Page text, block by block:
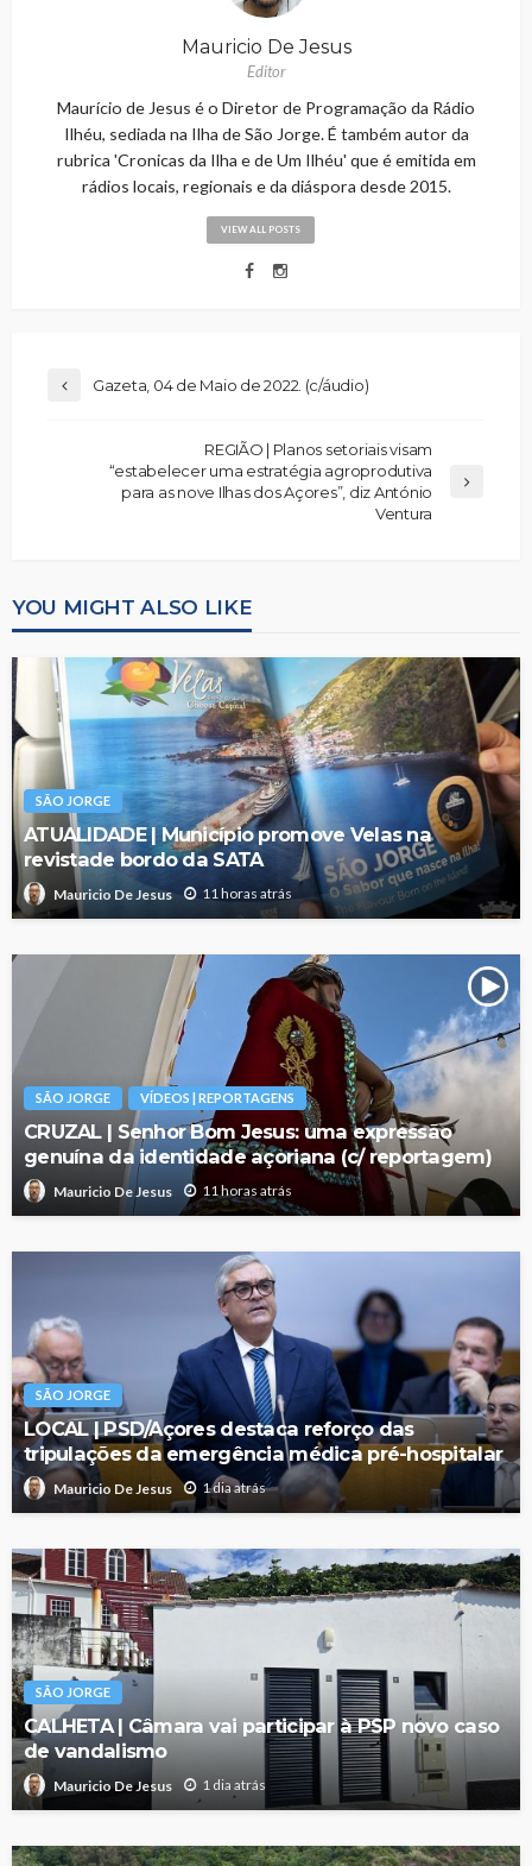
Mauricio De Jesus
Editor
Maurício de Jesus é o Diretor de Programação da Rádio
Ilhéu, sediada na Ilha de São Jorge. É também autor da
rubrica 'Cronicas da Ilha e de Um Ilhéu' que é emitida em
rádios locais, regionais e da diáspora desde 2015.
VIEW ALL POSTS
Gazeta, 04 de Maio de 2022. (c/áudio)
REGIÃO | Planos setoriais visam
“estabelecer uma estratégia agroprodutiva
para as nove Ilhas dos Açores”, diz António
Ventura
YOU MIGHT ALSO LIKE
SÃO JORGE
ATUALIDADE | Município promove Velas na
revistade bordo da SATA
Mauricio De Jesus 11 horas atrás
SÃO JORGE VÍDEOS | REPORTAGENS
CRUZAL | Senhor Bom Jesus: uma expressão
genuína da identidade açoriana (c/ reportagem)
Mauricio De Jesus 11 horas atrás
SÃO JORGE
LOCAL | PSD/Açores destaca reforço das
tripulações da emergência médica pré-hospitalar
Mauricio De Jesus 1 dia atrás
SÃO JORGE
CALHETA | Câmara vai participar à PSP novo caso
de vandalismo
Mauricio De Jesus 1 dia atrás